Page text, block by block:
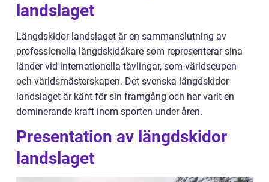
landslaget
Längdskidor landslaget är en sammanslutning av
professionella längdskidåkare som representerar sina
länder vid internationella tävlingar, som världscupen
och världsmästerskapen. Det svenska längdskidor
landslaget är känt för sin framgång och har varit en
dominerande kraft inom sporten under åren.
Presentation av längdskidor
landslaget